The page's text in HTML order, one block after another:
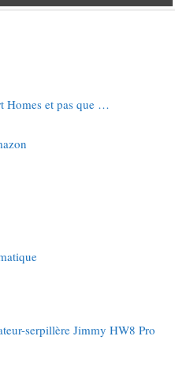
Homes et pas que …
serpillère Jimmy HW8 Pro